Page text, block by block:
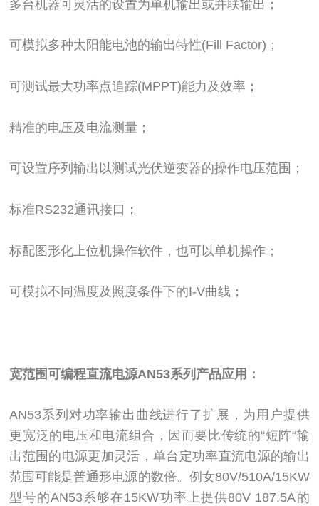
多台机器可灵活的设置为单机输出或并联输出；
可模拟多种太阳能电池的输出特性(Fill Factor)；
可测试最大功率点追踪(MPPT)能力及效率；
精准的电压及电流测量；
可设置序列输出以测试光伏逆变器的操作电压范围；
标准RS232通讯接口；
标配图形化上位机操作软件，也可以单机操作；
可模拟不同温度及照度条件下的I-V曲线；
宽范围可编程直流电源AN53系列产品应用：
AN53系列对功率输出曲线进行了扩展，为用户提供
更宽泛的电压和电流组合，因而要比传统的“短阵“输
出范围的电源更加灵活，单台定功率直流电源的输出
范围可能是普通形电源的数倍。例女80V/510A/15KW
型号的AN53系够在15KW功率上提供80V 187.5A的